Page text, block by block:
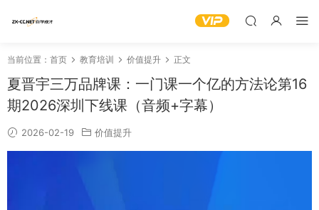
当前位置： 首页 教育培训 价值提升 正文
夏晋宇三万品牌课：一门课一个亿的方法论第16
期2026深圳下线课（音频+字幕）
2026-02-19 价值提升